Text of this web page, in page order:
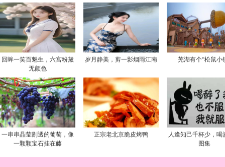
回眸一笑百魅生，六宫粉黛
无颜色
岁月静美，剪一影烟雨江南 芜湖有个“松鼠小
一串串晶莹剔透的葡萄，像
一颗颗宝石挂在藤
正宗老北京脆皮烤鸭
人逢知己千杯少，喝
图集